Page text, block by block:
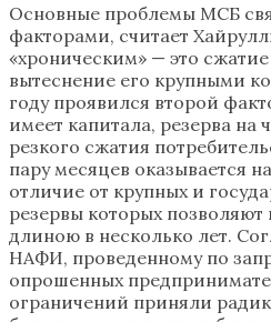
Основные проблемы МСБ
факторами, считает
«хроническим» — это
вытеснение его крупными
году проявился второй
имеет капитала, резерва на
резкого сжатия
пару месяцев оказывается
отличие от крупных и
резервы которых
длиною в несколько лет.
НАФИ, проведенному по
опрошенных
ограничений приняли